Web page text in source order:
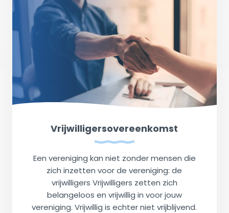
Vrijwilligersovereenkomst
Een vereniging kan niet zonder mensen die
zich inzetten voor de vereniging: de
vrijwilligers Vrijwilligers zetten zich
belangeloos en vrijwillig in voor jouw
vereniging. Vrijwillig is echter niet vrijblijvend.